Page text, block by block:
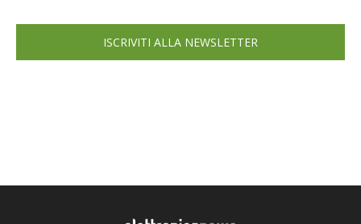
ISCRIVITI ALLA NEWSLETTER